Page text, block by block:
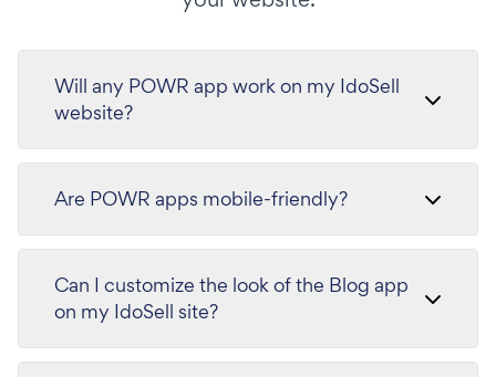
Will any POWR app work on my IdoSell
website?
Are POWR apps mobile-friendly?
Can I customize the look of the Blog app
on my IdoSell site?